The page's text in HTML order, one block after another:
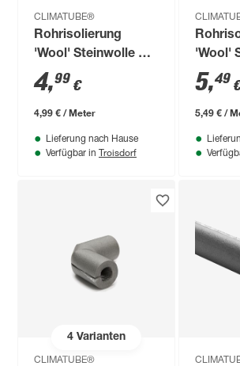
CLIMATUBE®
Rohrisolierung
'Wool' Steinwolle Ø
18/20 mm
Dämmstärke
selbstklebend, 1 m
4,99 €
4,99 € / Meter
Lieferung nach Hause
Verfügbar in Troisdorf
'Wool'
22/20
5,49
5,49 € /
4Varianten
CLIMATUBE®